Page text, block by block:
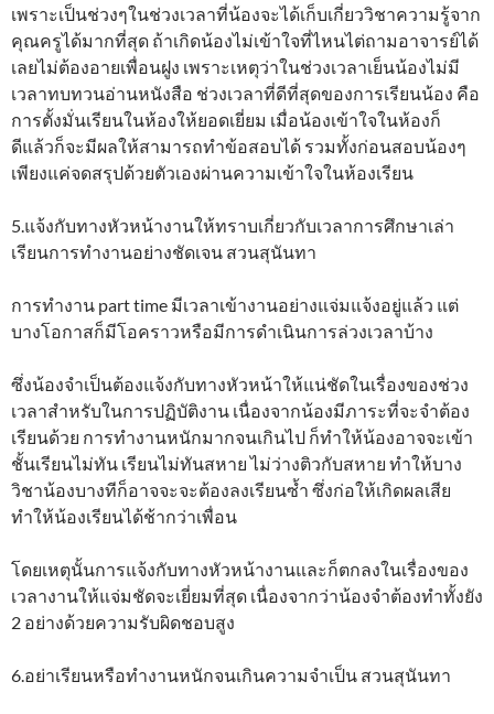
เพราะเป็นช่วงๆในช่วงเวลาที่น้องจะได้เก็บเกี่ยววิชาความรู้จาก
คุณครูได้มากที่สุด ถ้าเกิดน้องไม่เข้าใจที่ไหนไต่ถามอาจารย์ได้
เลยไม่ต้องอายเพื่อนฝูง เพราะเหตุว่าในช่วงเวลาเย็นน้องไม่มี
เวลาทบทวนอ่านหนังสือ ช่วงเวลาที่ดีที่สุดของการเรียนน้อง คือ
การตั้งมั่นเรียนในห้องให้ยอดเยี่ยม เมื่อน้องเข้าใจในห้องก็
ดีแล้วก็จะมีผลให้สามารถทำข้อสอบได้ รวมทั้งก่อนสอบน้องๆ
เพียงแค่จดสรุปด้วยตัวเองผ่านความเข้าใจในห้องเรียน
5.แจ้งกับทางหัวหน้างานให้ทราบเกี่ยวกับเวลาการศึกษาเล่า
เรียนการทำงานอย่างชัดเจน สวนสุนันทา
การทำงาน part time มีเวลาเข้างานอย่างแจ่มแจ้งอยู่แล้ว แต่
บางโอกาสก็มีโอคราวหรือมีการดำเนินการล่วงเวลาบ้าง
ซึ่งน้องจำเป็นต้องแจ้งกับทางหัวหน้าให้แน่ชัดในเรื่องของช่วง
เวลาสำหรับในการปฏิบัติงาน เนื่องจากน้องมีภาระที่จะจำต้อง
เรียนด้วย การทำงานหนักมากจนเกินไป ก็ทำให้น้องอาจจะเข้า
ชั้นเรียนไม่ทัน เรียนไม่ทันสหาย ไม่ว่างติวกับสหาย ทำให้บาง
วิชาน้องบางทีก็อาจจะจะต้องลงเรียนซ้ำ ซึ่งก่อให้เกิดผลเสีย
ทำให้น้องเรียนได้ช้ากว่าเพื่อน
โดยเหตุนั้นการแจ้งกับทางหัวหน้างานและก็ตกลงในเรื่องของ
เวลางานให้แจ่มชัดจะเยี่ยมที่สุด เนื่องจากว่าน้องจำต้องทำทั้งยัง
2 อย่างด้วยความรับผิดชอบสูง
6.อย่าเรียนหรือทำงานหนักจนเกินความจำเป็น สวนสุนันทา